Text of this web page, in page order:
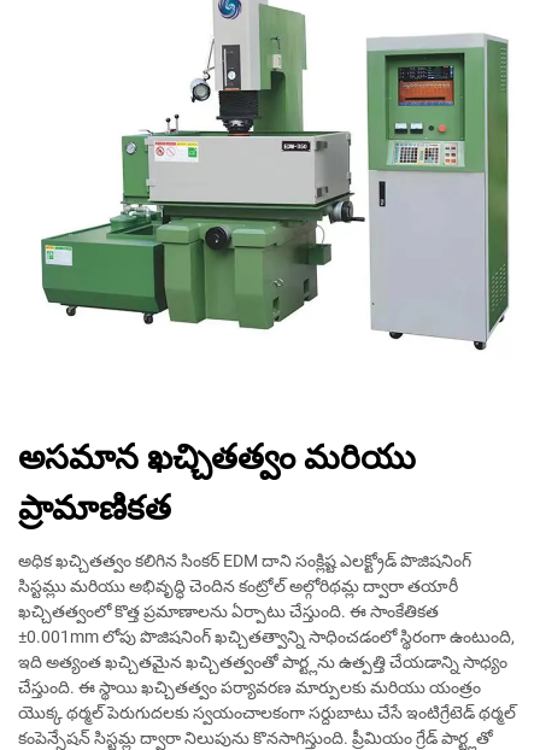
అసమాన ఖచ్చితత్వం మరియు
ప్రామాణికత
అధిక ఖచ్చితత్వం కలిగిన సింకర్ EDM దాని సంక్లిష్ట ఎలక్ట్రోడ్ పొజిషనింగ్
సిస్టమ్లు మరియు అభివృద్ధి చెందిన కంట్రోల్ అల్గోరిథమ్ల ద్వారా తయారీ
ఖచ్చితత్వంలో కొత్త ప్రమాణాలను ఏర్పాటు చేస్తుంది. ఈ సాంకేతికత
±0.001mm లోపు పొజిషనింగ్ ఖచ్చితత్వాన్ని సాధించడంలో స్థిరంగా ఉంటుంది,
ఇది అత్యంత ఖచ్చితమైన ఖచ్చితత్వంతో పార్ట్లను ఉత్పత్తి చేయడాన్ని సాధ్యం
చేస్తుంది. ఈ స్థాయి ఖచ్చితత్వం పర్యావరణ మార్పులకు మరియు యంత్రం
యొక్క థర్మల్ పెరుగుదలకు స్వయంచాలకంగా సర్దుబాటు చేసే ఇంటిగ్రేటెడ్ థర్మల్
కంపెన్సేషన్ సిస్టమ్ల ద్వారా నిలుపును కొనసాగిస్తుంది. ప్రీమియం గ్రేడ్ పార్ట్లతో